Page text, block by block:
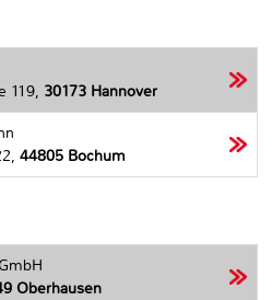
119, 30173 Hannover
44805 Bochum
Oberhausen